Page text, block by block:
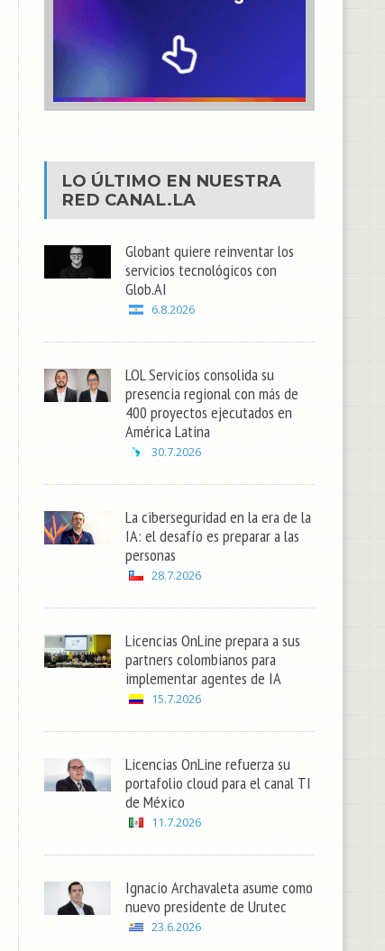
LO ÚLTIMO EN NUESTRA
RED CANAL.LA
Globant quiere reinventar los
servicios tecnológicos con
Glob.AI
6.8.2026
LOL Servicios consolida su
presencia regional con más de
400 proyectos ejecutados en
América Latina
30.7.2026
La ciberseguridad en la era de la
IA: el desafío es preparar a las
personas
28.7.2026
Licencias OnLine prepara a sus
partners colombianos para
implementar agentes de IA
15.7.2026
Licencias OnLine refuerza su
portafolio cloud para el canal TI
de México
11.7.2026
Ignacio Archavaleta asume como
nuevo presidente de Urutec
23.6.2026